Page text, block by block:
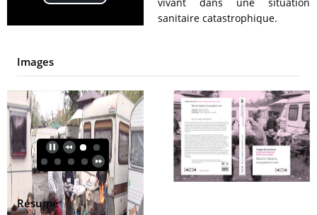
Video
vivant dans une situation
sanitaire catastrophique.
Images
Résumé